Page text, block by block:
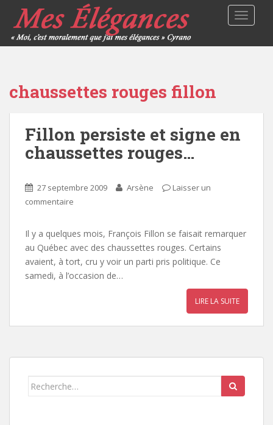
chaussettes rouges fillon
Fillon persiste et signe en
chaussettes rouges…
27 septembre 2009 Arsène
Laisser un
commentaire
Il y a quelques mois, François Fillon se faisait remarquer
au Québec avec des chaussettes rouges. Certains
avaient, à tort, cru y voir un parti pris politique. Ce
samedi, à l’occasion de…
LIRE LA SUITE
Search